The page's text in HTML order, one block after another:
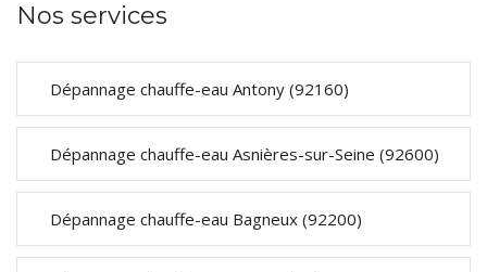
Nos services
Dépannage chauffe-eau Antony (92160)
Dépannage chauffe-eau Asnières-sur-Seine (92600)
Dépannage chauffe-eau Bagneux (92200)